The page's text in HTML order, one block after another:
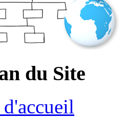
du Site
d'accueil